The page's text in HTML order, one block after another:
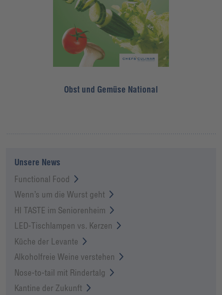
Obst und Gemüse National
Unsere News
Functional Food
Wenn’s um die Wurst geht
HI TASTE im Seniorenheim
LED-Tischlampen vs. Kerzen
Küche der Levante
Alkoholfreie Weine verstehen
Nose-to-tail mit Rindertalg
Kantine der Zukunft